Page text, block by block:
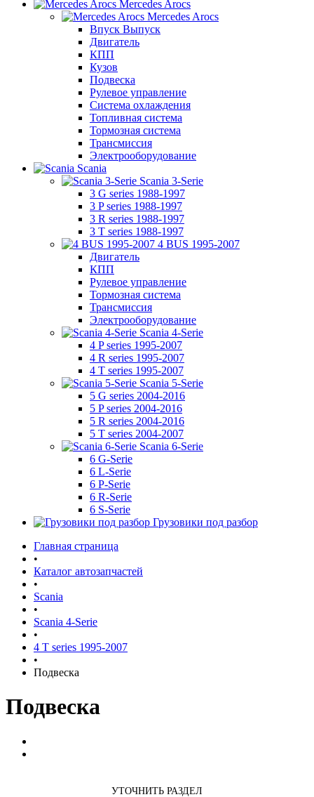
Mercedes Arocs
Mercedes Arocs
Впуск Выпуск
Двигатель
КПП
Кузов
Подвеска
Рулевое управление
Система охлаждения
Топливная система
Тормозная система
Трансмиссия
Электрооборудование
Scania
Scania 3-Serie
3 G series 1988-1997
3 P series 1988-1997
3 R series 1988-1997
3 T series 1988-1997
4 BUS 1995-2007
Двигатель
КПП
Рулевое управление
Тормозная система
Трансмиссия
Электрооборудование
Scania 4-Serie
4 P series 1995-2007
4 R series 1995-2007
4 T series 1995-2007
Scania 5-Serie
5 G series 2004-2016
5 P series 2004-2016
5 R series 2004-2016
5 T series 2004-2007
Scania 6-Serie
6 G-Serie
6 L-Serie
6 P-Serie
6 R-Serie
6 S-Serie
Грузовики под разбор
Главная страница
•
Каталог автозапчастей
•
Scania
•
Scania 4-Serie
•
4 T series 1995-2007
•
Подвеска
Подвеска
УТОЧНИТЬ РАЗДЕЛ